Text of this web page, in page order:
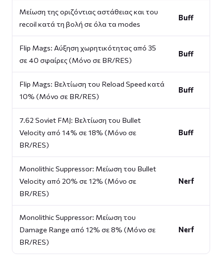
Μείωση της οριζόντιας αστάθειας και του
recoil κατά τη βολή σε όλα τα modes
Buff
Flip Mags: Αύξηση χωρητικότητας από 35
σε 40 σφαίρες (Μόνο σε BR/RES)
Buff
Flip Mags: Βελτίωση του Reload Speed κατά
10% (Μόνο σε BR/RES)
Buff
7.62 Soviet FMJ: Βελτίωση του Bullet
Velocity από 14% σε 18% (Μόνο σε
BR/RES)
Buff
Monolithic Suppressor: Μείωση του Bullet
Velocity από 20% σε 12% (Μόνο σε
BR/RES)
Nerf
Monolithic Suppressor: Μείωση του
Damage Range από 12% σε 8% (Μόνο σε
BR/RES)
Nerf